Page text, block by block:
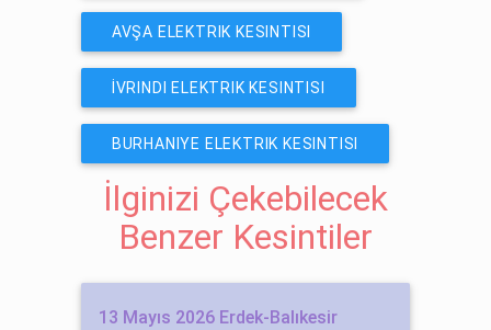
AVŞA ELEKTRIK KESINTISI
İVRINDI ELEKTRIK KESINTISI
BURHANIYE ELEKTRIK KESINTISI
İlginizi Çekebilecek
Benzer Kesintiler
13 Mayıs 2026 Erdek-Balıkesir